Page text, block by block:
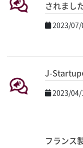
されまし
2023/07/
J-Startup
2023/04/
フランス